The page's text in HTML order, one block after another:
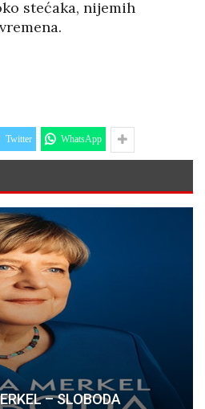
stećaka, nijemih
Twitter WhatsApp
– SLOBODA